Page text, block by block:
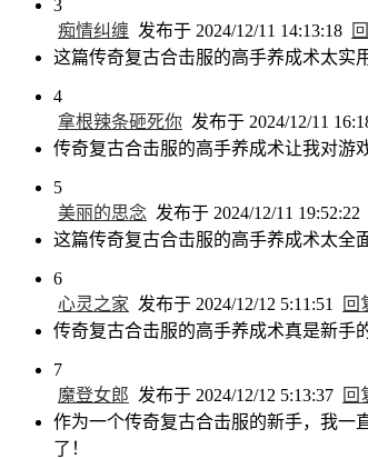
3
痴情纠缠 发布于 2024/12/11 14:13:18
这篇传奇复古合击服的高手养成术太实
4
拿根辣条砸死你 发布于 2024/12/11
传奇复古合击服的高手养成术让我对游
5
美丽的思念 发布于 2024/12/11 19:52:22
这篇传奇复古合击服的高手养成术太全
6
心灵之家 发布于 2024/12/12 5:11:51
回
传奇复古合击服的高手养成术真是新手
7
魔登女郎 发布于 2024/12/12 5:13:37
回
作为一个传奇复古合击服的新手，我一
了！